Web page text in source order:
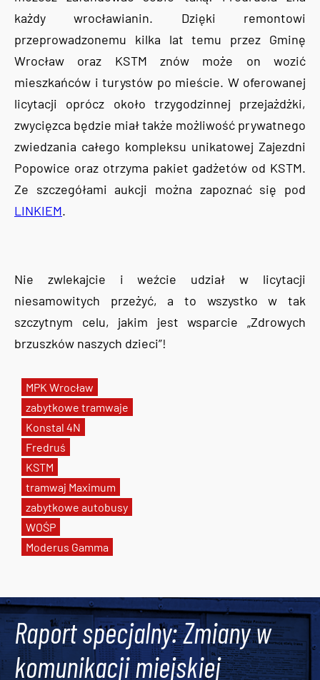
MPK Wrocław
zabytkowe tramwaje
Konstal 4N
Fredruś
KSTM
tramwaj Maximum
zabytkowe autobusy
WOŚP
Moderus Gamma
każdy wrocławianin. Dzięki remontowi
przeprowadzonemu kilka lat temu przez Gminę
Wrocław oraz KSTM znów może on wozić
mieszkańców i turystów po mieście. W oferowanej
licytacji oprócz około trzygodzinnej przejażdżki,
zwycięzca będzie miał także możliwość prywatnego
zwiedzania całego kompleksu unikatowej Zajezdni
Popowice oraz otrzyma pakiet gadżetów od KSTM.
Ze szczegółami aukcji można zapoznać się pod
LINKIEM.
Nie zwlekajcie i weźcie udział w licytacji
niesamowitych przeżyć, a to wszystko w tak
szczytnym celu, jakim jest wsparcie „Zdrowych
brzuszków naszych dzieci”!
Raport specjalny: Zmiany w
komunikacji miejskiej